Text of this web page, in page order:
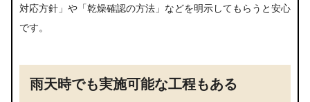
対応方針」や「乾燥確認の方法」などを明示してもらうと安心
です。
雨天時でも実施可能な工程もある